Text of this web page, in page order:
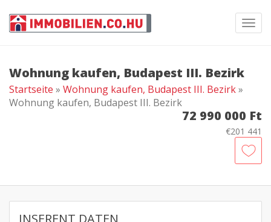
Wohnung kaufen, Budapest III. Bezirk
Startseite » Wohnung kaufen, Budapest III. Bezirk»
Wohnung kaufen, Budapest III. Bezirk
72 990 000 Ft
€201 441
INSERENT DATEN